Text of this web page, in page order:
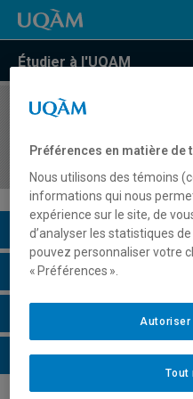
Étudier à l'UQAM
COURS//
marginalisation et des
Description du cours
Horaire - Été 2026
Horaire - Automne 2026
Horaire - Hiver 2027
Préférences en matière de
Nous utilisons des témoins
informations qui nous
expérience sur le site, de
d’analyser les statistiques
pouvez personnaliser votre
« Préférences ».
Tout
Autoriser